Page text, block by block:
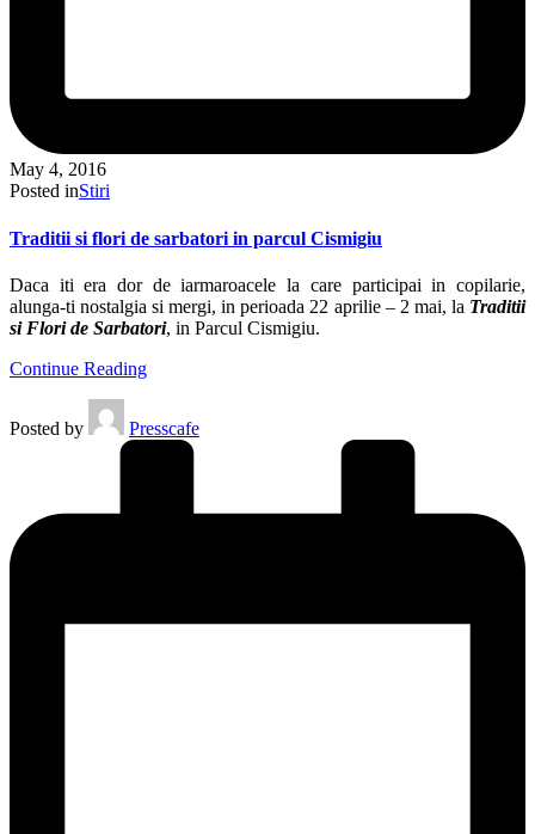
May 4, 2016
Posted inStiri
Traditii si flori de sarbatori in parcul Cismigiu
Daca iti era dor de iarmaroacele la care participai in copilarie,
alunga-ti nostalgia si mergi, in perioada 22 aprilie – 2 mai, la Traditii
si Flori de Sarbatori, in Parcul Cismigiu.
Continue Reading
Posted by Presscafe